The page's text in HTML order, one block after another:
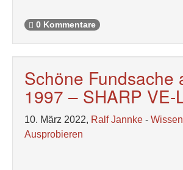
0 Kommentare
Schöne Fundsache
1997 – SHARP VE-
10. März 2022, Ralf Jannke - Wissen
Ausprobieren